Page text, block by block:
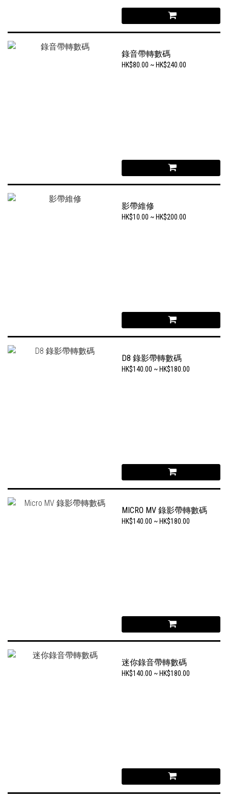
錄音帶轉數碼
HK$80.00 ~ HK$240.00
影帶維修
HK$10.00 ~ HK$200.00
D8 錄影帶轉數碼
HK$140.00 ~ HK$180.00
MICRO MV 錄影帶轉數碼
HK$140.00 ~ HK$180.00
迷你錄音帶轉數碼
HK$140.00 ~ HK$180.00